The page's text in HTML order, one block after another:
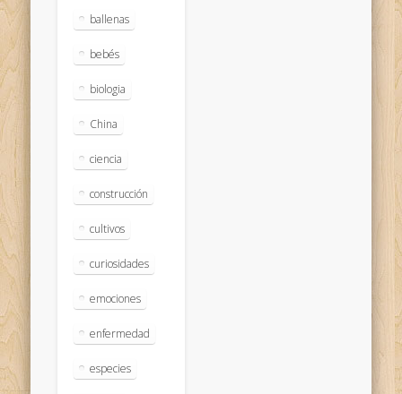
ballenas
bebés
biologia
China
ciencia
construcción
cultivos
curiosidades
emociones
enfermedad
especies